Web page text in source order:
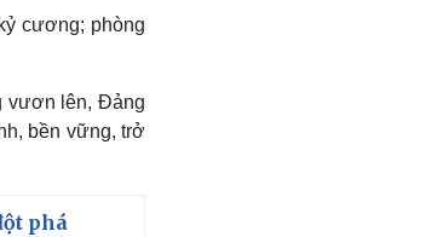
cương; phòng
vươn lên, Đảng
bền vững, trở
phá